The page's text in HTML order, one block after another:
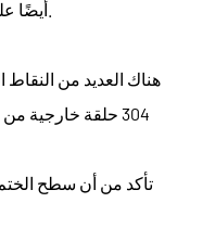
هناك العديد من
304 حلقة خارجية
تأكد من أن سطح